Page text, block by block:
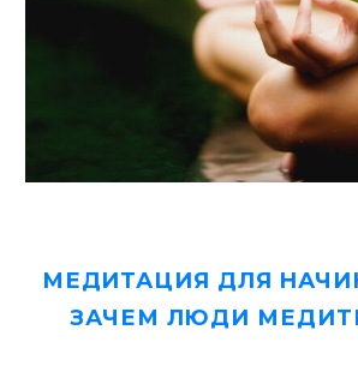
МЕДИТАЦИЯ ДЛЯ
ЗАЧЕМ ЛЮДИ